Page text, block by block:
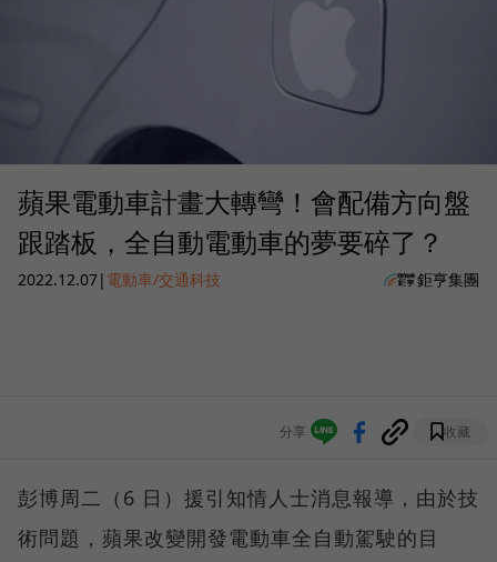
蘋果電動車計畫大轉彎！會配備方向盤
跟踏板，全自動電動車的夢要碎了？
2022.12.07| 電動車/交通科技 鉅亨集團
分享 收藏
彭博周二（6 日）援引知情人士消息報導，由於技
術問題，蘋果改變開發電動車全自動駕駛的目